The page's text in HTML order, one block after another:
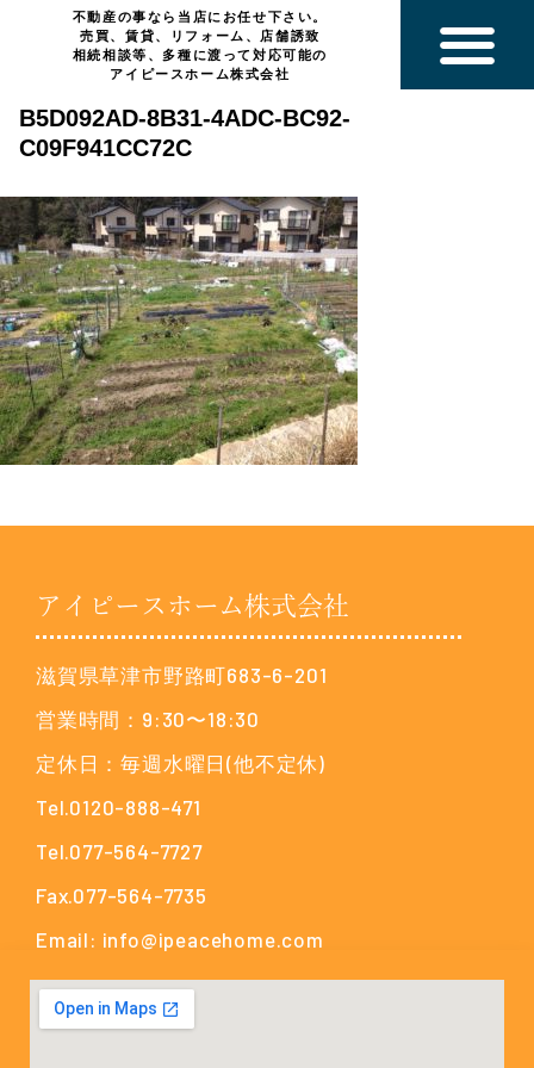
不動産の事なら当店にお任せ下さい。
売買、賃貸、リフォーム、店舗誘致
相続相談等、多種に渡って対応可能の
アイピースホーム株式会社
B5D092AD-8B31-4ADC-BC92-
C09F941CC72C
アイピースホーム株式会社
滋賀県草津市野路町683-6-201
営業時間：9:30〜18:30
定休日：毎週水曜日(他不定休)
Tel.0120-888-471
Tel.077-564-7727
Fax.077-564-7735
Email: info@ipeacehome.com